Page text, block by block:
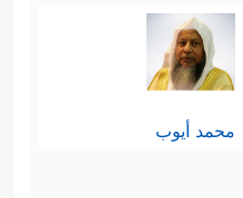
محمد أيوب